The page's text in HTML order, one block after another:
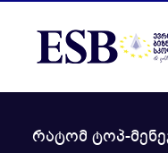
რატომ ტოპ-